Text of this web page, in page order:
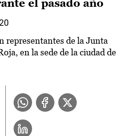
el pasado año
representantes de la Junta
en la sede de la ciudad de